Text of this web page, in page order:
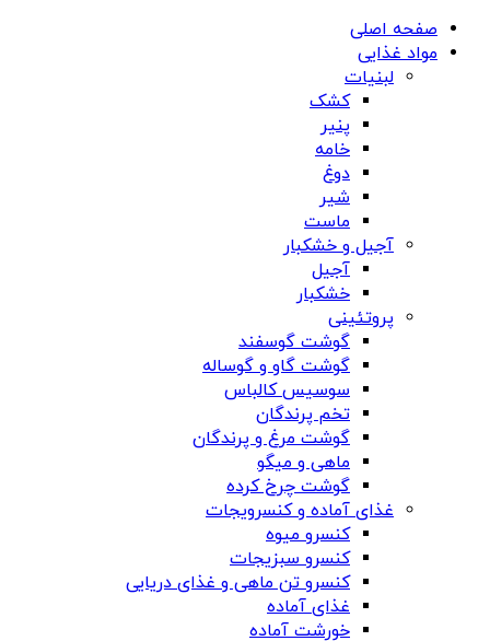
صفحه اصلی
مواد غذایی
لبنیات
کشک
پنیر
خامه
دوغ
شیر
ماست
آجیل و خشکبار
آجیل
خشکبار
پروتئینی
گوشت گوسفند
گوشت گاو و گوساله
سوسیس کالباس
تخم پرندگان
گوشت مرغ و پرندگان
ماهی و میگو
گوشت چرخ کرده
غذای آماده و کنسرویجات
کنسرو میوه
کنسرو سبزیجات
کنسرو تن ماهی و غذای دریایی
غذای آماده
خورشت آماده